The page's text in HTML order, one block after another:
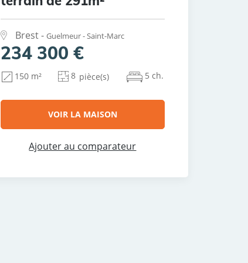
Brest - Guelmeur - Saint-Marc
234 300 €
150 m² 8 pièce(s) 5 ch.
VOIR LA MAISON
Ajouter au comparateur